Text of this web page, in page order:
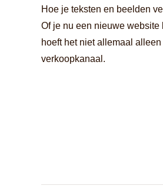
Hoe je teksten en beelden
Of je nu een nieuwe
hoeft het niet allemaal
verkoopkanaal.